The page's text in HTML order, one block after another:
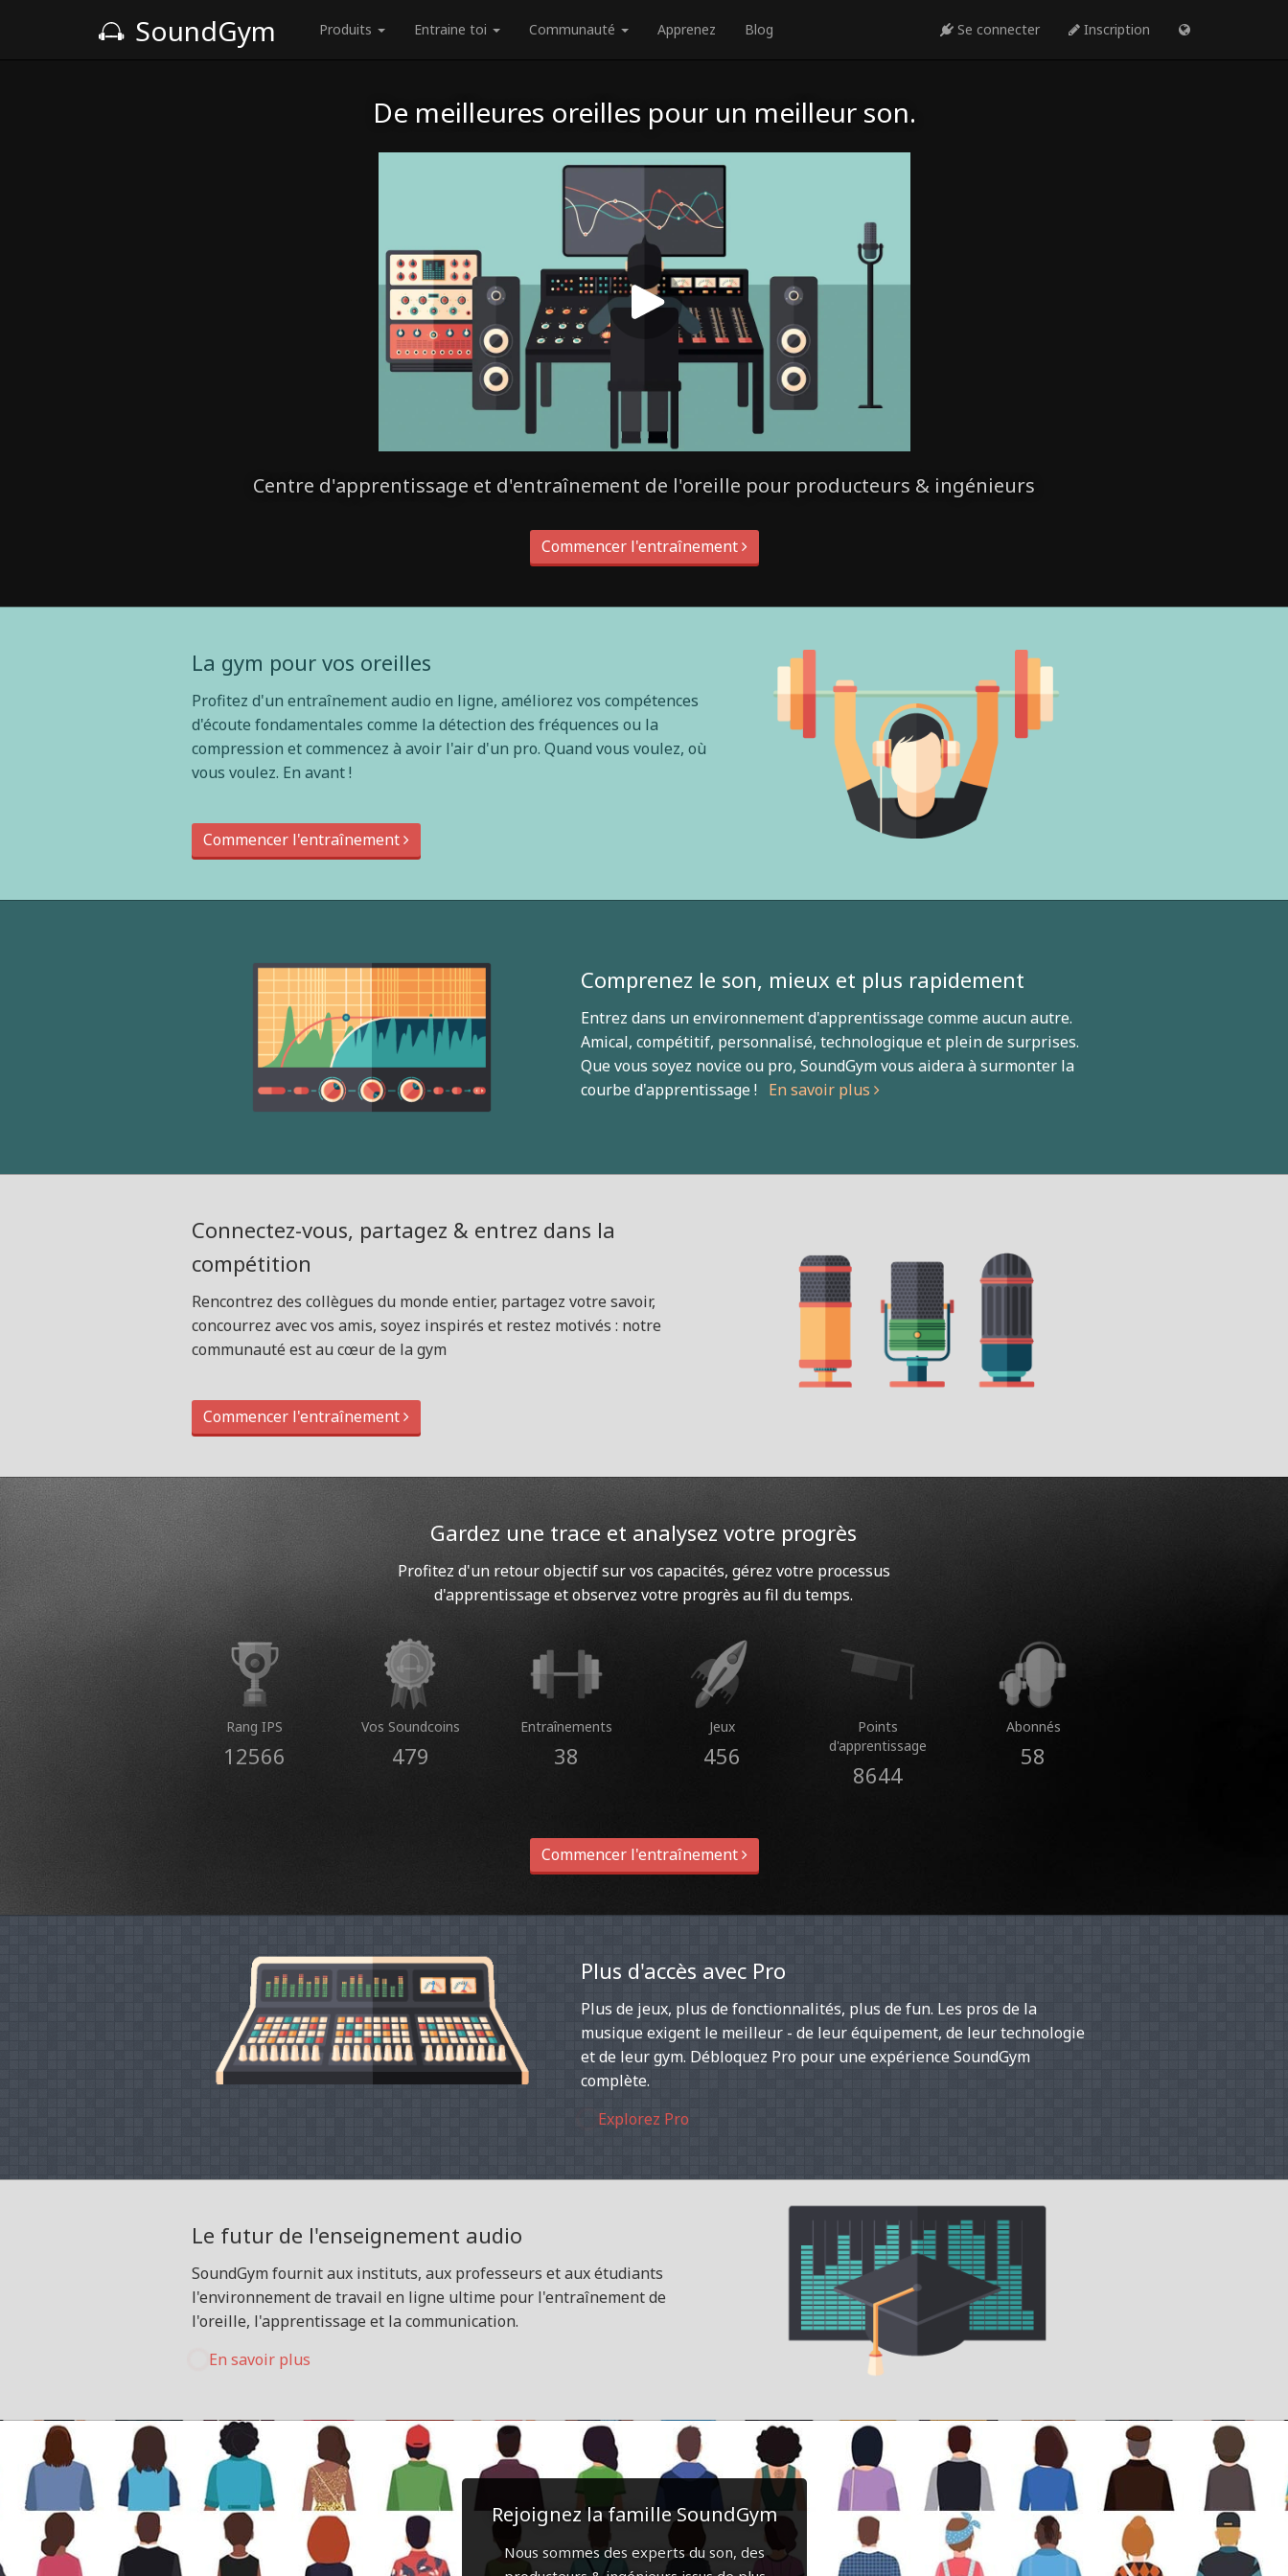
SoundGym Produits Entraine toi Communauté Apprenez Blog Se connecter Inscription
De meilleures oreilles pour un meilleur son.
Centre d'apprentissage et d'entraînement de l'oreille pour producteurs & ingénieurs
Commencer l'entraînement
La gym pour vos oreilles
Profitez d'un entraînement audio en ligne, améliorez vos compétences
d'écoute fondamentales comme la détection des fréquences ou la
compression et commencez à avoir l'air d'un pro. Quand vous voulez, où
vous voulez. En avant !
Commencer l'entraînement
Comprenez le son, mieux et plus rapidement
Entrez dans un environnement d'apprentissage comme aucun autre.
Amical, compétitif, personnalisé, technologique et plein de surprises.
Que vous soyez novice ou pro, SoundGym vous aidera à surmonter la
courbe d'apprentissage ! En savoir plus
Connectez-vous, partagez & entrez dans la
compétition
Rencontrez des collègues du monde entier, partagez votre savoir,
concourrez avec vos amis, soyez inspirés et restez motivés : notre
communauté est au cœur de la gym
Commencer l'entraînement
Gardez une trace et analysez votre progrès
Profitez d'un retour objectif sur vos capacités, gérez votre processus
d'apprentissage et observez votre progrès au fil du temps.
Rang IPS
12566
Vos Soundcoins
479
Entraînements
38
Jeux
456
Points
d'apprentissage
8644
Abonnés
58
Commencer l'entraînement
Plus d'accès avec Pro
Plus de jeux, plus de fonctionnalités, plus de fun. Les pros de la
musique exigent le meilleur - de leur équipement, de leur technologie
et de leur gym. Débloquez Pro pour une expérience SoundGym
complète.
Explorez Pro
Le futur de l'enseignement audio
SoundGym fournit aux instituts, aux professeurs et aux étudiants
l'environnement de travail en ligne ultime pour l'entraînement de
l'oreille, l'apprentissage et la communication.
En savoir plus
Rejoignez la famille SoundGym
Nous sommes des experts du son, des